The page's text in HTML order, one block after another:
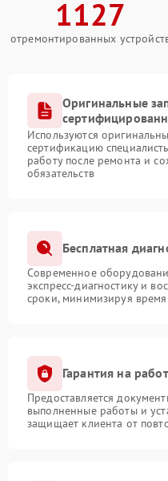
1127
отремонтированных
Оригинальные
Используются
сертификацию
работу после ремонта и
обязательств
Бесплатная
Современное
экспресс-диагностику и
сроки, минимизируя время
Гарантия на
Предоставляется
выполненные работы и
защищает клиента от